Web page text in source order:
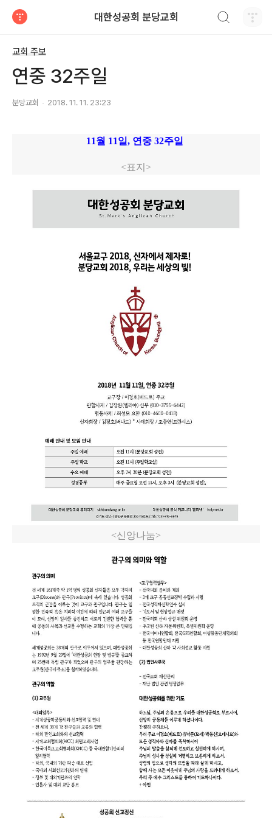
대한성공회 분당교회
교회 주보
연중 32주일
분당교회 2018. 11. 11. 23:23
11월 11일, 연중 32주일
<표지>
<신앙나눔>